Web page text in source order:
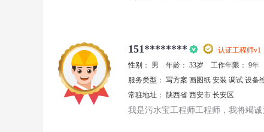
151******** 认证工程师v1
性别：
男 年龄： 33岁 工作年限： 9年
服务类型： 写方案 画图纸 安装 调试 设备
常驻地址： 陕西省 西安市 长安区
我是污水宝工程师工程师，我将竭诚